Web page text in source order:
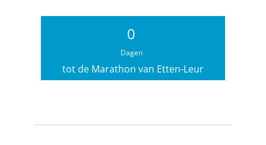
0
Dagen
tot de Marathon van Etten-Leur